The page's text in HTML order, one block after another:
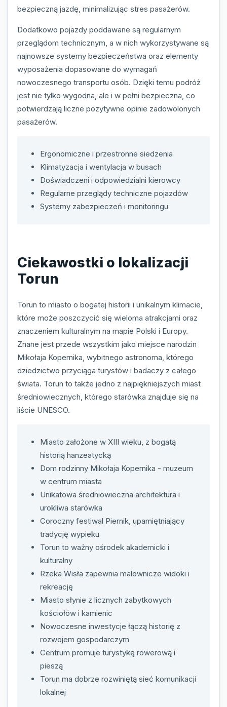
bezpieczną jazdę, minimalizując stres pasażerów.
Dodatkowo pojazdy poddawane są regularnym
przeglądom technicznym, a w nich wykorzystywane są
najnowsze systemy bezpieczeństwa oraz elementy
wyposażenia dopasowane do wymagań
nowoczesnego transportu osób. Dzięki temu podróż
jest nie tylko wygodna, ale i w pełni bezpieczna, co
potwierdzają liczne pozytywne opinie zadowolonych
pasażerów.
Ergonomiczne i przestronne siedzenia
Klimatyzacja i wentylacja w busach
Doświadczeni i odpowiedzialni kierowcy
Regularne przeglądy techniczne pojazdów
Systemy zabezpieczeń i monitoringu
Ciekawostki o lokalizacji
Torun
Torun to miasto o bogatej historii i unikalnym klimacie,
które może poszczycić się wieloma atrakcjami oraz
znaczeniem kulturalnym na mapie Polski i Europy.
Znane jest przede wszystkim jako miejsce narodzin
Mikołaja Kopernika, wybitnego astronoma, którego
dziedzictwo przyciąga turystów i badaczy z całego
świata. Torun to także jedno z najpiękniejszych miast
średniowiecznych, którego starówka znajduje się na
liście UNESCO.
Miasto założone w XIII wieku, z bogatą
historią hanzeatycką
Dom rodzinny Mikołaja Kopernika - muzeum
w centrum miasta
Unikatowa średniowieczna architektura i
urokliwa starówka
Coroczny festiwal Piernik, upamiętniający
tradycję wypieku
Torun to ważny ośrodek akademicki i
kulturalny
Rzeka Wisła zapewnia malownicze widoki i
rekreację
Miasto słynie z licznych zabytkowych
kościołów i kamienic
Nowoczesne inwestycje łączą historię z
rozwojem gospodarczym
Centrum promuje turystykę rowerową i
pieszą
Torun ma dobrze rozwiniętą sieć komunikacji
lokalnej